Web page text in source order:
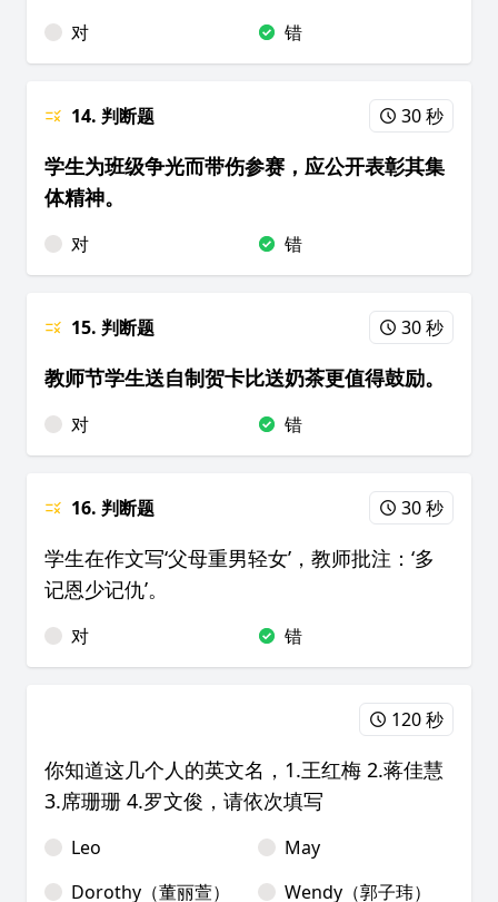
对 错
14. 判断题 30 秒
学生为班级争光而带伤参赛，应公开表彰其集
体精神。
对 错
15. 判断题 30 秒
教师节学生送自制贺卡比送奶茶更值得鼓励。
对 错
16. 判断题 30 秒
学生在作文写‘父母重男轻女’，教师批注：‘多
记恩少记仇’。
对 错
120 秒
你知道这几个人的英文名，1.王红梅 2.蒋佳慧
3.席珊珊 4.罗文俊，请依次填写
Leo
May
Dorothy（董丽萱）
Wendy（郭子玮）